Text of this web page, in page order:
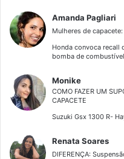
Amanda Pagliari
Mulheres de
Honda convoca recall
bomba de combustível
Monike
COMO FAZER UM
CAPACETE
Suzuki Gsx 1300 R-
Renata Soares
DIFERENÇA: